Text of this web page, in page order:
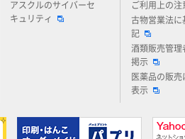
アスクルのサイバーセ
キュリティ
ご利用上の注
古物営業法に
記
酒類販売管理
掲示
医薬品の販売
表示